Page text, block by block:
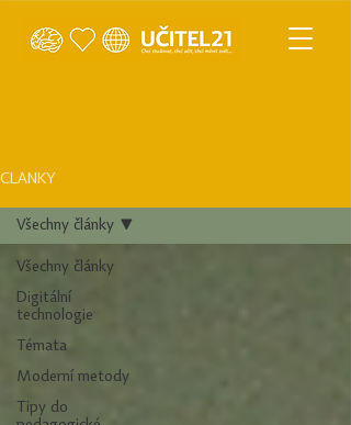
ČLÁNKY
Všechny články
Digitální
technologie
Témata
Moderní metody
Tipy do
Všechny články